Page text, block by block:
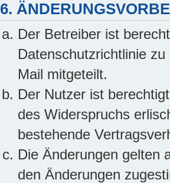
6.
Der Betreiber ist
Datenschutzrichtlinie
Mail mitgeteilt.
Der Nutzer ist
des Widerspruchs
bestehende
Die Änderungen gelten
den Änderungen